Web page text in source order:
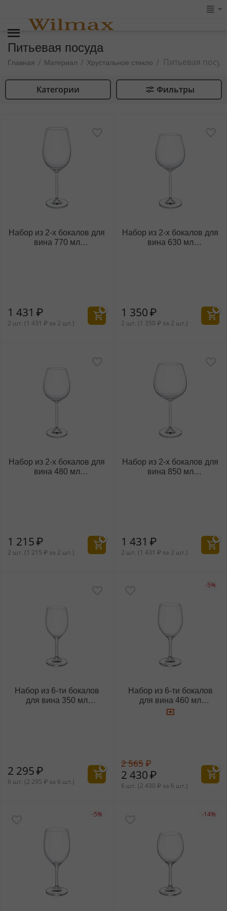
Питьевая посуда
Главная / Материал / Хрустальное стекло / Питьевая
Категории Фильтры
Набор из 2-х бокалов для
вина 770 мл
1 431 ₽
2 шт. (1 431 ₽ за 2 шт.)
Набор из 2-х бокалов для
вина 630 мл
1 350₽
2 шт. (1 350 ₽ за 2 шт.)
Набор из 2-х бокалов для
вина 480 мл
1 215₽
2 шт. (1 215 ₽ за 2 шт.)
Набор из 2-х бокалов для
вина 850 мл
1 431 ₽
2 шт. (1 431 ₽ за 2 шт.)
Набор из 6-ти бокалов
для вина 350 мл
2 295₽
6 шт. (2 295 ₽ за 6 шт.)
-5%
Набор из 6-ти бокалов
для вина 460 мл
WL‑888007/6A
2 565₽
2 430₽
6 шт. (2 430 ₽ за 6 шт.)
-5% -14%